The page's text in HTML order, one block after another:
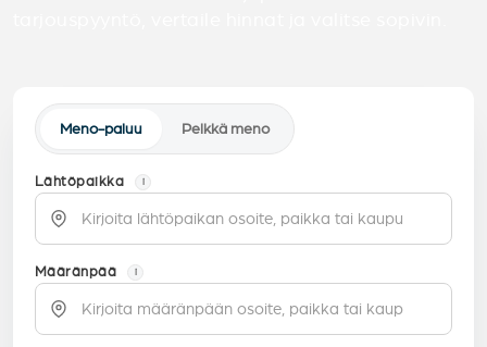
Meno-paluu Pelkkä meno
Lähtöpaikka i
Määränpää i